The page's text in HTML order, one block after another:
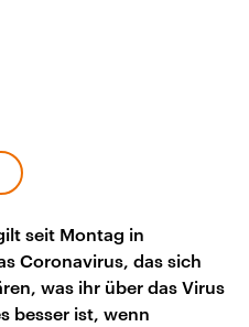
seit Montag in
Coronavirus, das sich
was ihr über das Virus
besser ist, wenn